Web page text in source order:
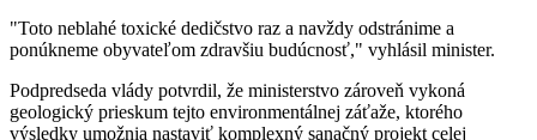
"Toto neblahé toxické dedičstvo raz a navždy odstránime a
ponúkneme obyvateľom zdravšiu budúcnosť," vyhlásil minister.
Podpredseda vlády potvrdil, že ministerstvo zároveň vykoná
geologický prieskum tejto environmentálnej záťaže, ktorého
výsledky umožnia nastaviť komplexný sanačný projekt celej